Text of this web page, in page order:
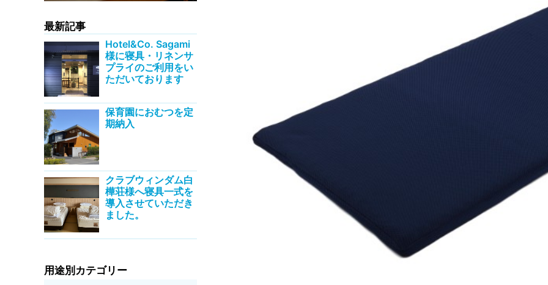
最新記事
Hotel&Co. Sagami
様に寝具・リネンサ
プライのご利用をい
ただいております
保育園におむつを定
期納入
クラブウィンダム白
樺荘様へ寝具一式を
導入させていただき
ました。
用途別カテゴリー